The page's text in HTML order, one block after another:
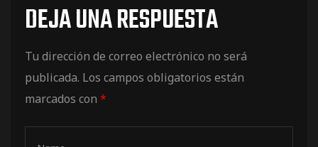
DEJA UNA RESPUESTA
Tu dirección de correo electrónico no será
publicada. Los campos obligatorios están
marcados con *
Series
pista